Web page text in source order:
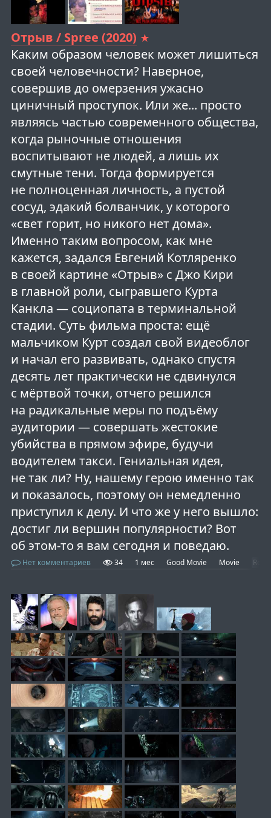
Отрыв / Spree (2020)
Каким образом человек может лишиться
своей человечности? Наверное,
совершив до омерзения ужасно
циничный проступок. Или же... просто
являясь частью современного общества,
когда рыночные отношения
воспитывают не людей, а лишь их
смутные тени. Тогда формируется
не полноценная личность, а пустой
сосуд, эдакий болванчик, у которого
«свет горит, но никого нет дома».
Именно таким вопросом, как мне
кажется, задался Евгений Котляренко
в своей картине «Отрыв» с Джо Кири
в главной роли, сыгравшего Курта
Канкла — социопата в терминальной
стадии. Суть фильма проста: ещё
мальчиком Курт создал свой видеоблог
и начал его развивать, однако спустя
десять лет практически не сдвинулся
с мёртвой точки, отчего решился
на радикальные меры по подъёму
аудитории — совершать жестокие
убийства в прямом эфире, будучи
водителем такси. Гениальная идея,
не так ли? Ну, нашему герою именно так
и показалось, поэтому он немедленно
приступил к делу. И что же у него вышло:
достиг ли вершин популярности? Вот
об этом-то я вам сегодня и поведаю.
Нет комментариев 34 1 мес Good Movie Movie